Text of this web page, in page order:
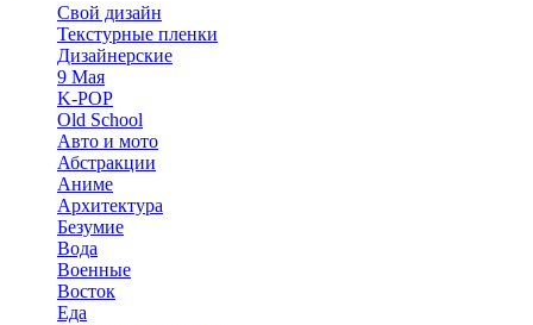
Свой дизайн
Текстурные пленки
Дизайнерские
9 Мая
K-POP
Old School
Авто и мото
Абстракции
Аниме
Архитектура
Безумие
Вода
Военные
Восток
Еда